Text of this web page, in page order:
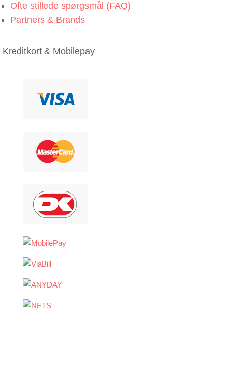
Ofte stillede spørgsmål (FAQ)
Partners & Brands
Kreditkort & Mobilepay